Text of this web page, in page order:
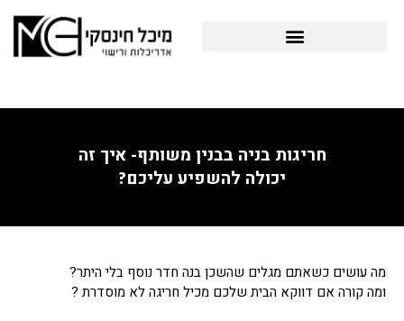
חריגות בניה בבנין משותף- איך זה
יכולה להשפיע עליכם?
מה עושים כשאתם מגלים שהשכן בנה חדר נוסף בלי היתר?
ומה קורה אם דווקא הבית שלכם מכיל חריגה לא מוסדרת ?